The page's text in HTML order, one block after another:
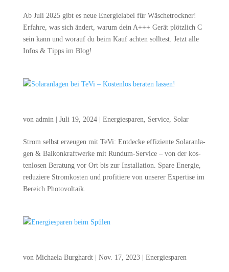
Ab Juli 2025 gibt es neue Ener­gie­la­bel für Wäsche­trock­ner!
Erfah­re, was sich ändert, war­um dein A+++ Gerät plötz­lich C
sein kann und wor­auf du beim Kauf ach­ten soll­test. Jetzt alle
Infos & Tipps im Blog!
von admin| Juli 19, 2024| Energiesparen, Service, Solar
Strom selbst erzeu­gen mit TeVi: Ent­de­cke effi­zi­en­te Solar­an­la­
gen & Bal­kon­kraft­wer­ke mit Rund­um-Ser­vice – von der kos­
ten­lo­sen Bera­tung vor Ort bis zur Instal­la­ti­on. Spa­re Ener­gie,
redu­zie­re Strom­kos­ten und pro­fi­tie­re von unse­rer Exper­ti­se im
Bereich Photovoltaik.
von Michaela Burghardt| Nov. 17, 2023| Energiesparen